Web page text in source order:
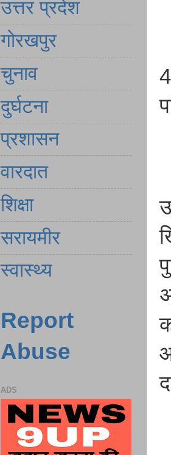
उत्तर प्रदेश
गोरखपुर
चुनाव
दुर्घटना
प्रशासन
वारदात
शिक्षा
सरायमीर
स्वास्थ्य
Report
Abuse
ADS